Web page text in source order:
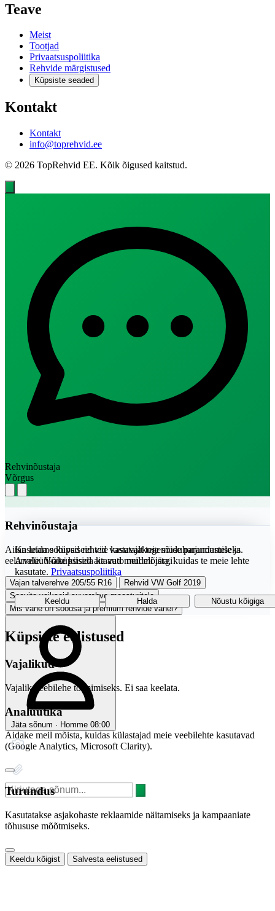
Teave
Meist
Tootjad
Privaatsuspoliitika
Rehvide märgistused
Küpsiste seaded
Kontakt
Kontakt
info@toprehvid.ee
© 2026 TopRehvid EE. Kõik õigused kaitstud.
Rehvinõustaja
Võrgus
Rehvinõustaja
Aitan leida sobivad rehvid vastavalt teie sõiduharjumustele ja
eelarvele. Võite küsida ka auto mudeli järgi!
Vajan talverehve 205/55 R16
Rehvid VW Golf 2019
Soovita vaikseid suverehve maasturitele
Mis vahe on soodsa ja premium rehvide vahel?
Jäta sõnum · Homme 08:00
Kasutame küpsiseid teie kasutajakogemuse parandamiseks.
Analüütikaküpsised aitavad meil mõista, kuidas te meie lehte
kasutate. Privaatsuspoliitika
Keeldu Halda Nõustu kõigiga
Küpsiste eelistused
Vajalikud
Vajalik veebilehe toimimiseks. Ei saa keelata.
Analüütika
Aidake meil mõista, kuidas külastajad meie veebilehte kasutavad
(Google Analytics, Microsoft Clarity).
Turundus
Kasutatakse asjakohaste reklaamide näitamiseks ja kampaaniate
tõhususe mõõtmiseks.
Keeldu kõigist Salvesta eelistused